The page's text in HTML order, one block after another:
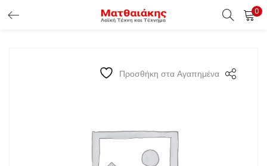
0
Προσθήκη στα Αγαπημένα
ΕΊΣΟΔΟΣ ΠΕΛΑΤΏΝ
Υπενθύμιση κωδικού